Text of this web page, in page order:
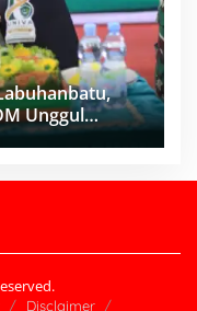
Unggul
Disclaimer